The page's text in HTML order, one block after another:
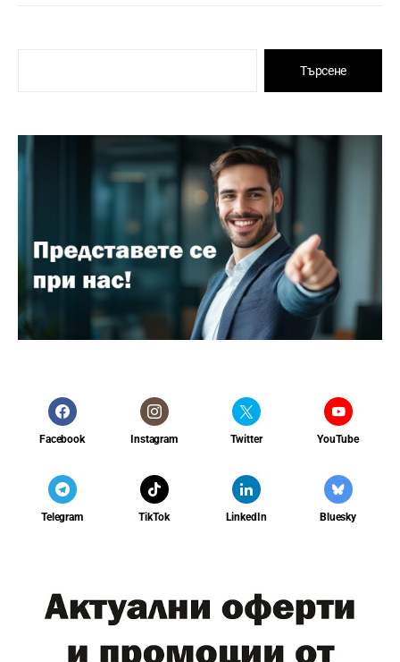
Търсене
Facebook Instagram Twitter YouTube
Telegram TikTok LinkedIn Bluesky